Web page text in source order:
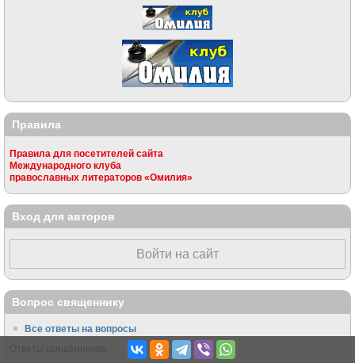
Правила
Правила для посетителей сайта
Международного клуба
православных литераторов «Омилия»
Вход для авторов
Войти на сайт
Вопрос священнику
Все ответы на вопросы